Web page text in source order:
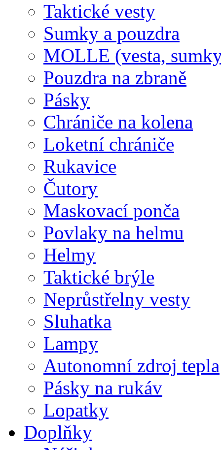
Taktické vesty
Sumky a pouzdra
MOLLE (vesta,
Pouzdra na zbraně
Pásky
Chrániče na kolena
Loketní chrániče
Rukavice
Čutory
Maskovací ponča
Povlaky na helmu
Helmy
Taktické brýle
Neprůstřelny vesty
Sluhatka
Lampy
Autonomní zdroj tepla
Pásky na rukáv
Lopatky
Doplňky